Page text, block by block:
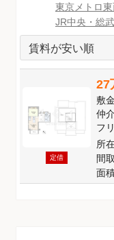
東京メトロ
JR中央・総
定借
27
敷金
仲
フ
所
間
面